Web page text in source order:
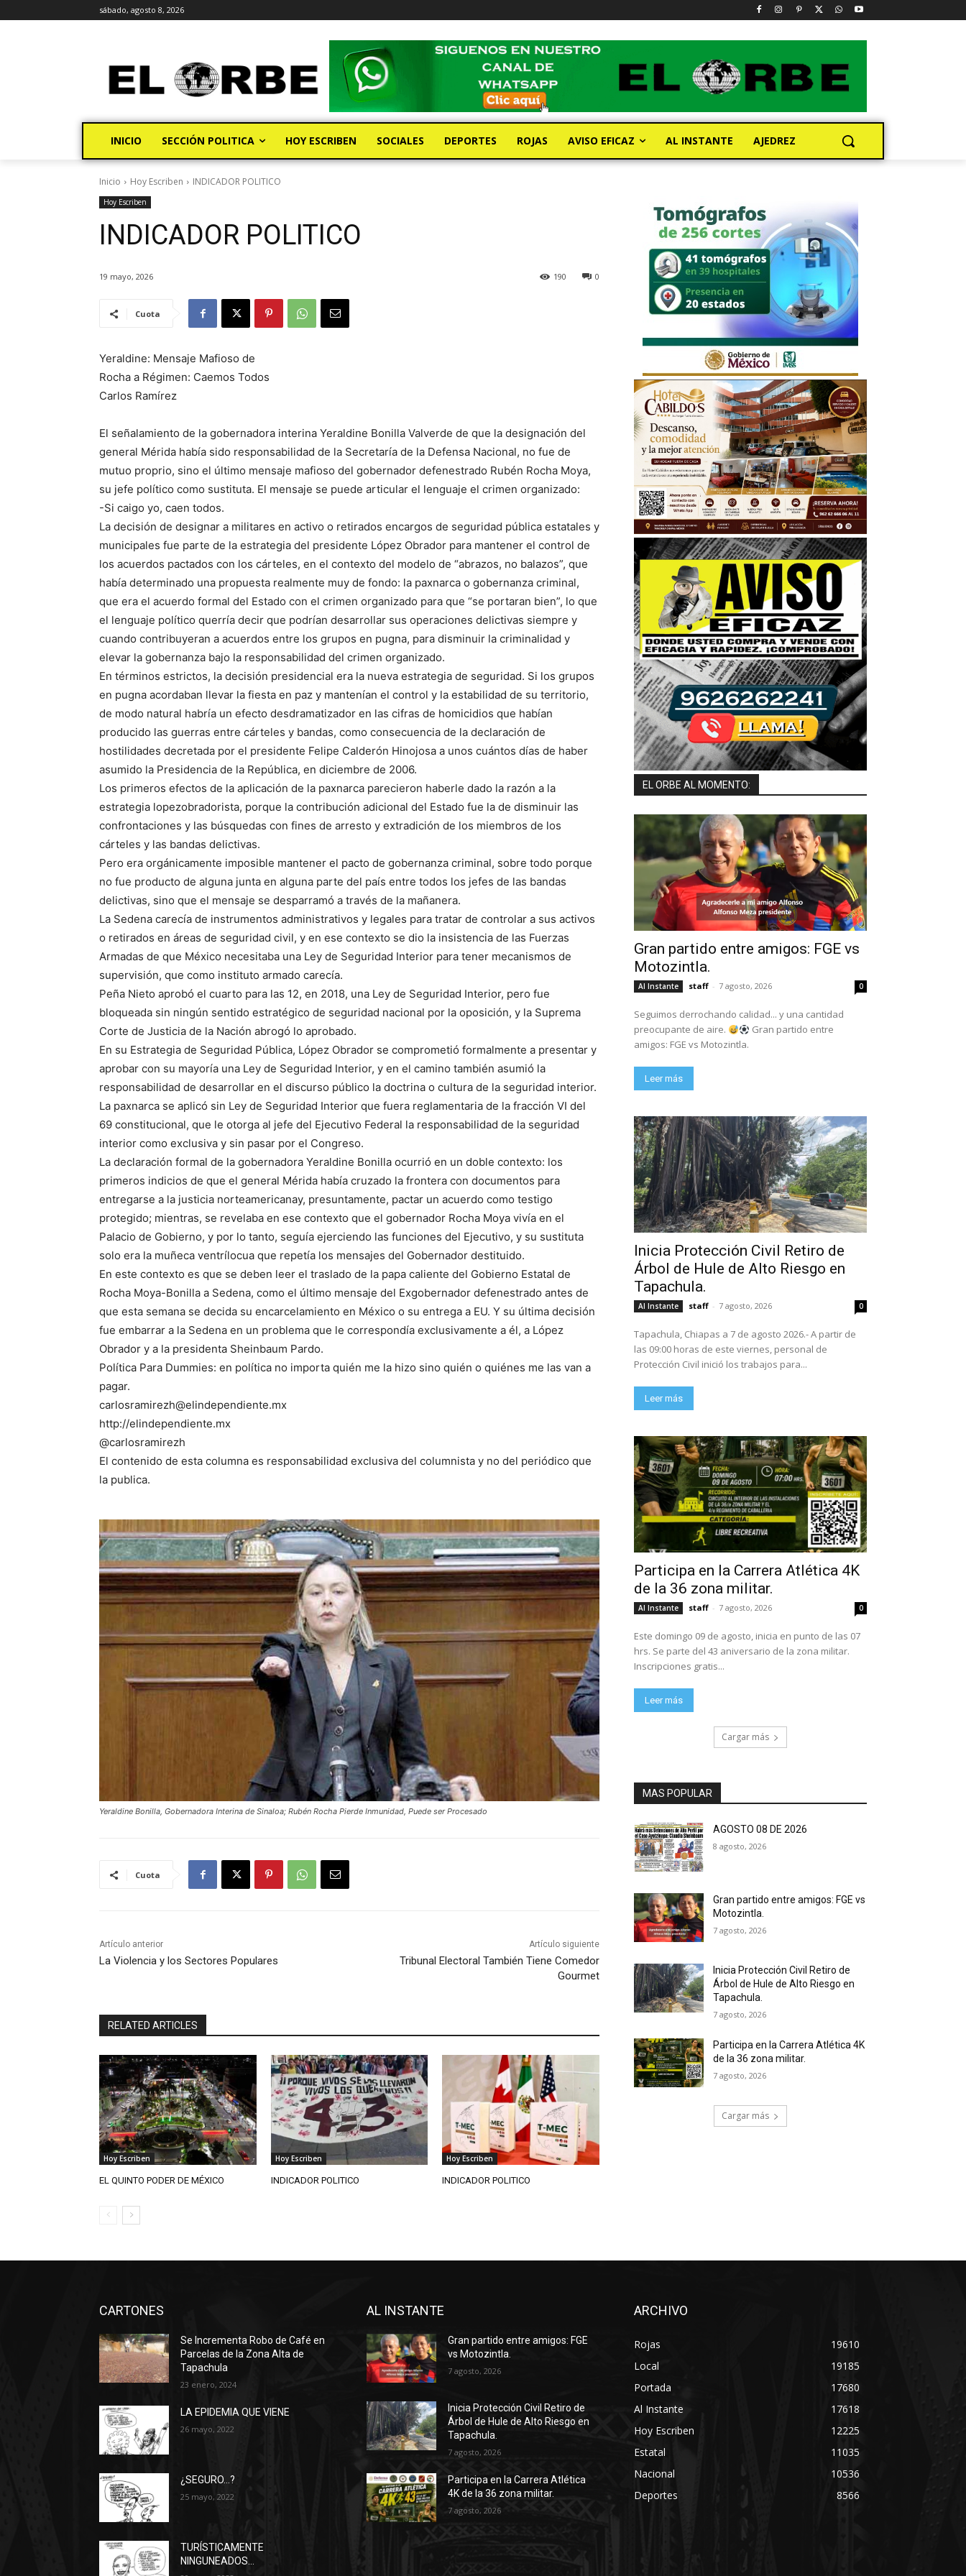
sábado, agosto 8, 2026
INICIO SECCIÓN POLITICA HOY ESCRIBEN SOCIALES DEPORTES ROJAS AVISO EFICAZ AL INSTANTE AJEDREZ
Inicio Hoy Escriben INDICADOR POLITICO
Hoy Escriben
INDICADOR POLITICO
19 mayo, 2026 0
190
Cuota
Yeraldine: Mensaje Mafioso de
Rocha a Régimen: Caemos Todos
Carlos Ramírez
El señalamiento de la gobernadora interina Yeraldine Bonilla Valverde de que la designación del
general Mérida había sido responsabilidad de la Secretaría de la Defensa Nacional, no fue de
mutuo proprio, sino el último mensaje mafioso del gobernador defenestrado Rubén Rocha Moya,
su jefe político como sustituta. El mensaje se puede articular el lenguaje el crimen organizado:
-Si caigo yo, caen todos.
La decisión de designar a militares en activo o retirados encargos de seguridad pública estatales y
municipales fue parte de la estrategia del presidente López Obrador para mantener el control de
los acuerdos pactados con los cárteles, en el contexto del modelo de “abrazos, no balazos”, que
había determinado una propuesta realmente muy de fondo: la paxnarca o gobernanza criminal,
que era el acuerdo formal del Estado con el crimen organizado para que “se portaran bien”, lo que
el lenguaje político querría decir que podrían desarrollar sus operaciones delictivas siempre y
cuando contribuyeran a acuerdos entre los grupos en pugna, para disminuir la criminalidad y
elevar la gobernanza bajo la responsabilidad del crimen organizado.
En términos estrictos, la decisión presidencial era la nueva estrategia de seguridad. Si los grupos
en pugna acordaban llevar la fiesta en paz y mantenían el control y la estabilidad de su territorio,
de modo natural habría un efecto desdramatizador en las cifras de homicidios que habían
producido las guerras entre cárteles y bandas, como consecuencia de la declaración de
hostilidades decretada por el presidente Felipe Calderón Hinojosa a unos cuántos días de haber
asumido la Presidencia de la República, en diciembre de 2006.
Los primeros efectos de la aplicación de la paxnarca parecieron haberle dado la razón a la
estrategia lopezobradorista, porque la contribución adicional del Estado fue la de disminuir las
confrontaciones y las búsquedas con fines de arresto y extradición de los miembros de los
cárteles y las bandas delictivas.
Pero era orgánicamente imposible mantener el pacto de gobernanza criminal, sobre todo porque
no fue producto de alguna junta en alguna parte del país entre todos los jefes de las bandas
delictivas, sino que el mensaje se desparramó a través de la mañanera.
La Sedena carecía de instrumentos administrativos y legales para tratar de controlar a sus activos
o retirados en áreas de seguridad civil, y en ese contexto se dio la insistencia de las Fuerzas
Armadas de que México necesitaba una Ley de Seguridad Interior para tener mecanismos de
supervisión, que como instituto armado carecía.
Peña Nieto aprobó el cuarto para las 12, en 2018, una Ley de Seguridad Interior, pero fue
bloqueada sin ningún sentido estratégico de seguridad nacional por la oposición, y la Suprema
Corte de Justicia de la Nación abrogó lo aprobado.
En su Estrategia de Seguridad Pública, López Obrador se comprometió formalmente a presentar y
aprobar con su mayoría una Ley de Seguridad Interior, y en el camino también asumió la
responsabilidad de desarrollar en el discurso público la doctrina o cultura de la seguridad interior.
La paxnarca se aplicó sin Ley de Seguridad Interior que fuera reglamentaria de la fracción VI del
69 constitucional, que le otorga al jefe del Ejecutivo Federal la responsabilidad de la seguridad
interior como exclusiva y sin pasar por el Congreso.
La declaración formal de la gobernadora Yeraldine Bonilla ocurrió en un doble contexto: los
primeros indicios de que el general Mérida había cruzado la frontera con documentos para
entregarse a la justicia norteamericanay, presuntamente, pactar un acuerdo como testigo
protegido; mientras, se revelaba en ese contexto que el gobernador Rocha Moya vivía en el
Palacio de Gobierno, y por lo tanto, seguía ejerciendo las funciones del Ejecutivo, y su sustituta
solo era la muñeca ventrílocua que repetía los mensajes del Gobernador destituido.
En este contexto es que se deben leer el traslado de la papa caliente del Gobierno Estatal de
Rocha Moya-Bonilla a Sedena, como el último mensaje del Exgobernador defenestrado antes de
que esta semana se decida su encarcelamiento en México o su entrega a EU. Y su última decisión
fue embarrar a la Sedena en un problema que le correspondía exclusivamente a él, a López
Obrador y a la presidenta Sheinbaum Pardo.
Política Para Dummies: en política no importa quién me la hizo sino quién o quiénes me las van a
pagar.
carlosramirezh@elindependiente.mx
http://elindependiente.mx
@carlosramirezh
El contenido de esta columna es responsabilidad exclusiva del columnista y no del periódico que
la publica.
Yeraldine Bonilla, Gobernadora Interina de Sinaloa; Rubén Rocha Pierde Inmunidad, Puede ser Procesado
Cuota
Artículo anterior
La Violencia y los Sectores Populares
Artículo siguiente
Tribunal Electoral También Tiene Comedor
Gourmet
RELATED ARTICLES
Hoy Escriben
EL QUINTO PODER DE MÉXICO
Hoy Escriben
INDICADOR POLITICO
Hoy Escriben
INDICADOR POLITICO
EL ORBE AL MOMENTO:
Gran partido entre amigos: FGE vs
Motozintla.
Al Instante staff - 7 agosto, 2026 0
Seguimos derrochando calidad... y una cantidad
preocupante de aire.
Gran partido entre
amigos: FGE vs Motozintla.
Leer más
Inicia Protección Civil Retiro de
Árbol de Hule de Alto Riesgo en
Tapachula.
Al Instante staff - 7 agosto, 2026 0
Tapachula, Chiapas a 7 de agosto 2026.- A partir de
las 09:00 horas de este viernes, personal de
Protección Civil inició los trabajos para...
Leer más
Participa en la Carrera Atlética 4K
de la 36 zona militar.
Al Instante staff - 7 agosto, 2026 0
Este domingo 09 de agosto, inicia en punto de las 07
hrs. Se parte del 43 aniversario de la zona militar.
Inscripciones gratis...
Leer más
Cargar más
MAS POPULAR
AGOSTO 08 DE 2026
8 agosto, 2026
Gran partido entre amigos: FGE vs
Motozintla.
7 agosto, 2026
Inicia Protección Civil Retiro de
Árbol de Hule de Alto Riesgo en
Tapachula.
7 agosto, 2026
Participa en la Carrera Atlética 4K
de la 36 zona militar.
7 agosto, 2026
Cargar más
CARTONES
Se Incrementa Robo de Café en
Parcelas de la Zona Alta de
Tapachula
23 enero, 2024
LA EPIDEMIA QUE VIENE
26 mayo, 2022
¿SEGURO…?
25 mayo, 2022
TURÍSTICAMENTE
NINGUNEADOS…
AL INSTANTE
Gran partido entre amigos: FGE
vs Motozintla.
7 agosto, 2026
Inicia Protección Civil Retiro de
Árbol de Hule de Alto Riesgo en
Tapachula.
7 agosto, 2026
Participa en la Carrera Atlética
4K de la 36 zona militar.
7 agosto, 2026
ARCHIVO
Rojas
19610
Local
19185
Portada
17680
Al Instante
17618
Hoy Escriben
12225
Estatal
11035
Nacional
10536
Deportes
8566